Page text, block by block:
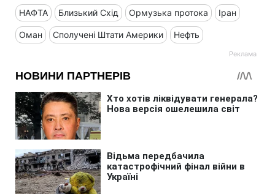
НАФТА Близький Схід Ормузька протока Іран
Оман Сполучені Штати Америки Нефть